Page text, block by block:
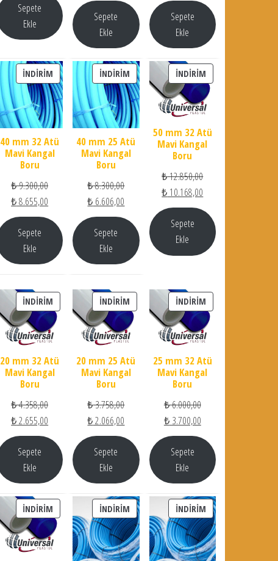
Sepete
Ekle
Sepete
Ekle
Sepete
Ekle
İNDIRIM İNDIRIMDEKI ÜRÜN
40 mm 32 Atü
Mavi Kangal
Boru
₺9.300,00Orijinal fiyat: ₺ 9.300,00.
₺8.655,00 Şu andaki fiyat: ₺ 8.655,00.
Sepete
Ekle
İNDIRIMİNDIRIMDEKI ÜRÜN
40 mm 25 Atü
Mavi Kangal
Boru
₺8.300,00Orijinal fiyat: ₺ 8.300,00.
₺ 6.606,00 Şu andaki fiyat: ₺ 6.606,00.
Sepete
Ekle
İNDIRIM
50 mm 32 Atü
Mavi Kangal
Boru
₺12.850,00Orijinal fiyat: ₺
₺ 10.168,00
Sepete
Ekle
İNDIRIM İNDIRIMDEKI ÜRÜN
20 mm 32 Atü
Mavi Kangal
Boru
₺4.358,00Orijinal fiyat: ₺ 4.358,00.
₺2.655,00 Şu andaki fiyat: ₺ 2.655,00.
Sepete
Ekle
İNDIRIMİNDIRIMDEKI ÜRÜN
20 mm 25 Atü
Mavi Kangal
Boru
₺3.758,00Orijinal fiyat: ₺ 3.758,00.
₺2.066,00 Şu andaki fiyat: ₺ 2.066,00.
Sepete
Ekle
İNDIRIM
25 mm 32 Atü
Mavi Kangal
Boru
₺6.000,00Orijinal fiyat: ₺
₺3.700,00Şu andaki fiyat: ₺
Sepete
Ekle
İNDIRIM İNDIRIMDEKI ÜRÜN
İNDIRIMİNDIRIMDEKI ÜRÜN
İNDIRIM İNDIRIMDEKI ÜRÜN